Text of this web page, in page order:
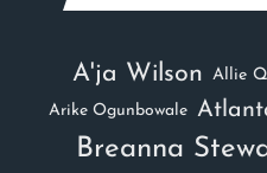
A'ja Wilson Allie
Arike Ogunbowale
Breanna